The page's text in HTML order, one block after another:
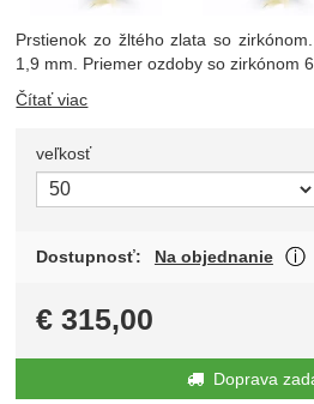
Prstienok zo žltého zlata so
1,9 mm. Priemer ozdoby so zirkónom 6
Čítať viac
Zvoľte variant
veľkosť
Dostupnosť: Na objednanie
€ 315,00
Doprava